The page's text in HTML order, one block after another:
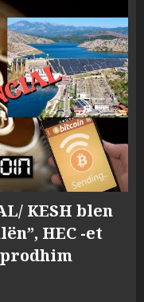
KESH blen
HEC -et